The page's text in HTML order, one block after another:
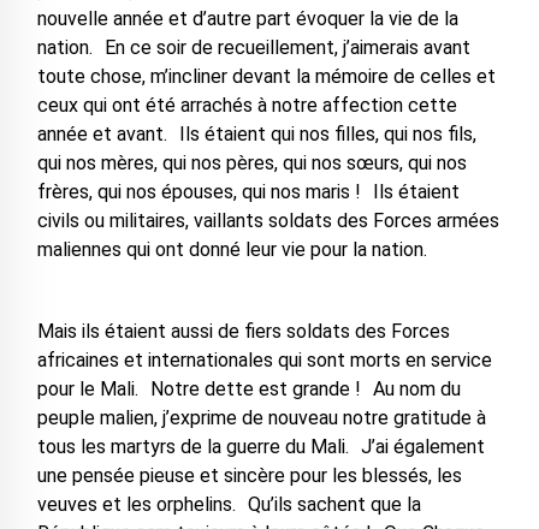
nouvelle année et d’autre part évoquer la vie de la
nation. En ce soir de recueillement, j’aimerais avant
toute chose, m’incliner devant la mémoire de celles et
ceux qui ont été arrachés à notre affection cette
année et avant. Ils étaient qui nos filles, qui nos fils,
qui nos mères, qui nos pères, qui nos sœurs, qui nos
frères, qui nos épouses, qui nos maris ! Ils étaient
civils ou militaires, vaillants soldats des Forces armées
maliennes qui ont donné leur vie pour la nation.
Mais ils étaient aussi de fiers soldats des Forces
africaines et internationales qui sont morts en service
pour le Mali. Notre dette est grande ! Au nom du
peuple malien, j’exprime de nouveau notre gratitude à
tous les martyrs de la guerre du Mali. J’ai également
une pensée pieuse et sincère pour les blessés, les
veuves et les orphelins. Qu’ils sachent que la